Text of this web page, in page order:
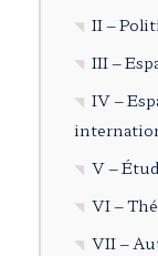
II –
III –
IV –
V –
VI –
VII –